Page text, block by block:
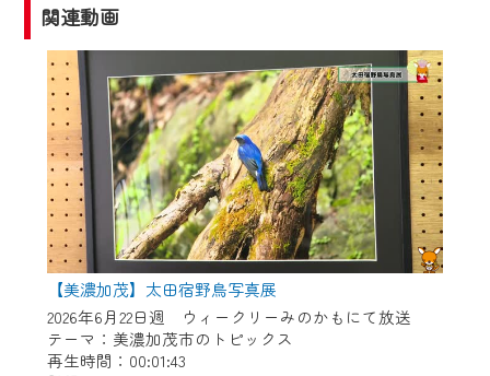
関連動画
【美濃加茂】太田宿野鳥写真展
2026年6月22日週 ウィークリーみのかもにて放送
テーマ：美濃加茂市のトピックス
再生時間：00:01:43
2024年9月24日からはご加入者様へのサー
ビス向上のため、
『CCNet Web TV』を利用いただくには、
一部コンテンツを除き、
CCNetサービスへの加入と『CCNetマイ
ページ※』へのログインが必要となりま
す。
何卒、ご理解ご了承の程よろしくお願い
いたします。
※マイページへのログインには、MyIDが必
要となります。
※MyIDとは、CCNet Web TVを含むCCNetの